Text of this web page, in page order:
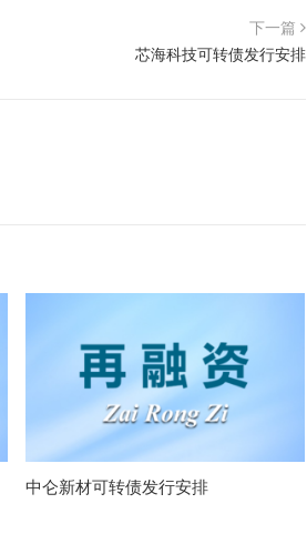
下一篇
芯海科技可转债发行安排
中仑新材可转债发行安排